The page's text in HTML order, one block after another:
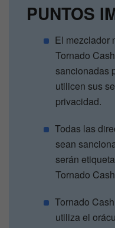
PUNTOS
El mezclador
Tornado
sancionadas
utilicen sus
privacidad.
Todas las
sean
serán
Tornado
Tornado
utiliza el